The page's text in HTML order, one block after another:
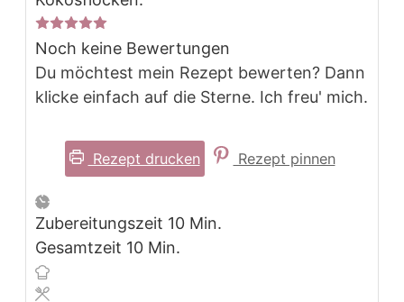
Noch keine Bewertungen
Du möchtest mein Rezept bewerten? Dann
klicke einfach auf die Sterne. Ich freu' mich.
Rezept drucken Rezept pinnen
Zubereitungszeit 10Minuten
Min.
Gesamtzeit 10Minuten
Min.